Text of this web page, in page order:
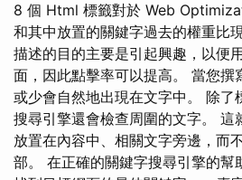
8 個 Html 標籤對於 Web
和其中放置的關鍵字過去的權重比
描述的目的主要是引起興趣，以便
面，因此點擊率可以提高。 當您撰
或少會自然地出現在文字中。 除了
搜尋引擎還會檢查周圍的文字。 這
放置在內容中、相關文字旁邊，而
部。 在正確的關鍵字搜尋引擎的幫